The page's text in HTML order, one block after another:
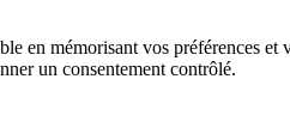
en mémorisant vos préférences
un consentement contrôlé.